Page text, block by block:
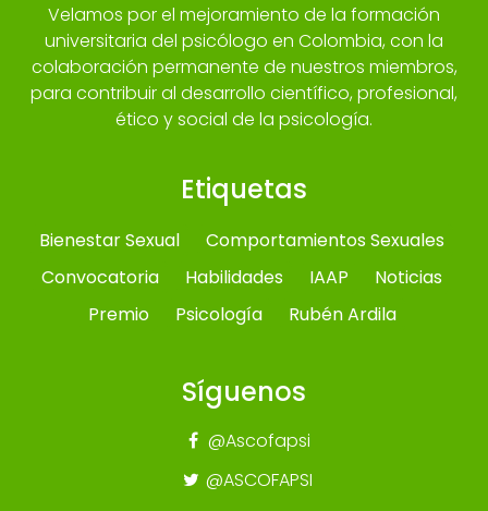
Velamos por el mejoramiento de la formación
universitaria del psicólogo en Colombia, con la
colaboración permanente de nuestros miembros,
para contribuir al desarrollo científico, profesional,
ético y social de la psicología.
Etiquetas
Bienestar Sexual
Comportamientos Sexuales
Convocatoria
Habilidades IAAP
Noticias
Premio
Psicología Rubén Ardila
Síguenos
@Ascofapsi
@ASCOFAPSI